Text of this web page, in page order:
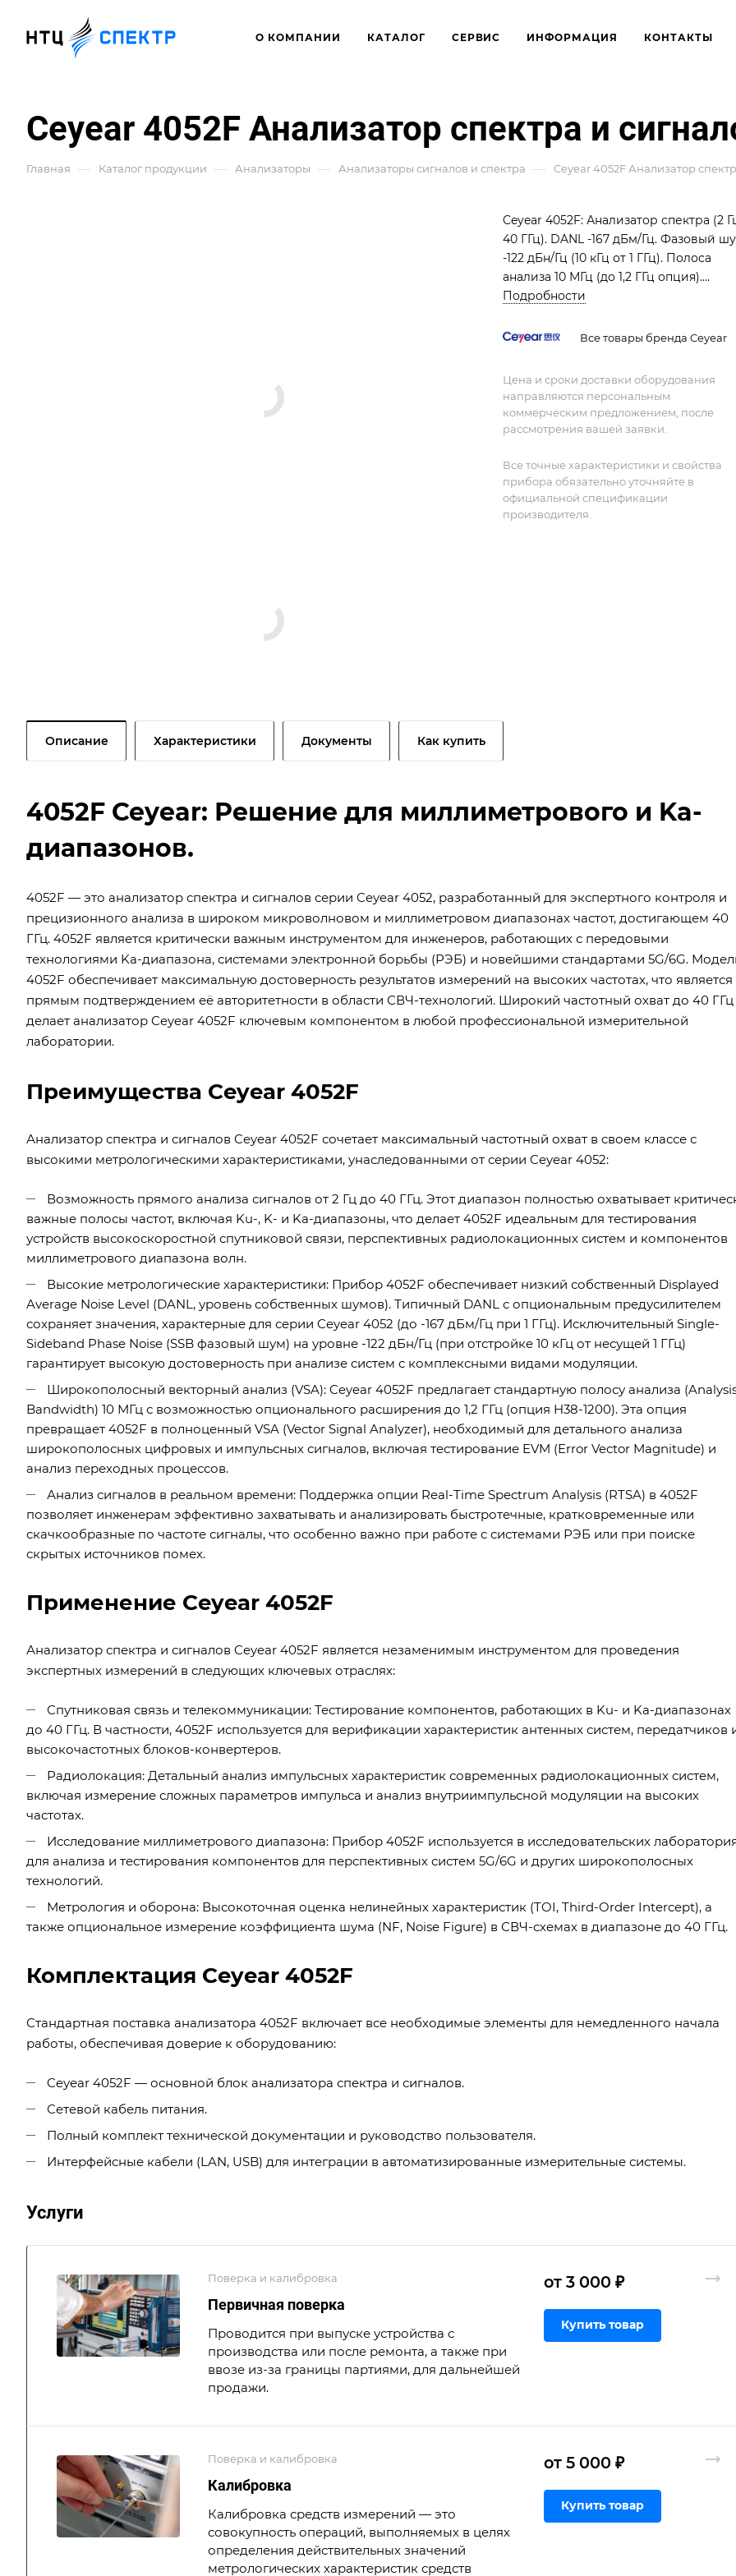
О КОМПАНИИ КАТАЛОГ СЕРВИС ИНФОРМАЦИЯ КОНТАКТЫ
Ceyear 4052F Анализатор спектра и
Главная — Каталог продукции — Анализаторы — Анализаторы сигналов и спектра — Ceyear 4052F Анализатор
Ceyear 4052F: Анализатор спектра (2
40 ГГц). DANL -167 дБм/Гц. Фазовый
-122 дБн/Гц (10 кГц от 1 ГГц). Полоса
анализа 10 МГц (до 1,2 ГГц опция).
Идеален для Ka-диапазона и
Подробности
Все товары бренда Ceyear
Цена и сроки доставки оборудования
направляются персональным
коммерческим предложением, после
рассмотрения вашей заявки.
Все точные характеристики и свойства
прибора обязательно уточняйте в
официальной спецификации
производителя.
Описание Характеристики Документы Как купить
4052F Ceyear: Решение для миллиметрового и Ka-
диапазонов.
4052F — это анализатор спектра и сигналов серии Ceyear 4052, разработанный для экспертного контроля и
прецизионного анализа в широком микроволновом и миллиметровом диапазонах частот, достигающем 40
ГГц. 4052F является критически важным инструментом для инженеров, работающих с передовыми
технологиями Ka-диапазона, системами электронной борьбы (РЭБ) и новейшими стандартами 5G/6G.
4052F обеспечивает максимальную достоверность результатов измерений на высоких частотах, что является
прямым подтверждением её авторитетности в области СВЧ-технологий. Широкий частотный охват до 40 ГГц
делает анализатор Ceyear 4052F ключевым компонентом в любой профессиональной измерительной
лаборатории.
Преимущества Ceyear 4052F
Анализатор спектра и сигналов Ceyear 4052F сочетает максимальный частотный охват в своем классе с
высокими метрологическими характеристиками, унаследованными от серии Ceyear 4052:
Возможность прямого анализа сигналов от 2 Гц до 40 ГГц. Этот диапазон полностью охватывает
важные полосы частот, включая Ku-, K- и Ka-диапазоны, что делает 4052F идеальным для тестирования
устройств высокоскоростной спутниковой связи, перспективных радиолокационных систем и компонентов
миллиметрового диапазона волн.
Высокие метрологические характеристики: Прибор 4052F обеспечивает низкий собственный Displayed
Average Noise Level (DANL, уровень собственных шумов). Типичный DANL с опциональным предусилителем
сохраняет значения, характерные для серии Ceyear 4052 (до -167 дБм/Гц при 1 ГГц). Исключительный Single-
Sideband Phase Noise (SSB фазовый шум) на уровне -122 дБн/Гц (при отстройке 10 кГц от несущей 1 ГГц)
гарантирует высокую достоверность при анализе систем с комплексными видами модуляции.
Широкополосный векторный анализ (VSA): Ceyear 4052F предлагает стандартную полосу анализа
Bandwidth) 10 МГц с возможностью опционального расширения до 1,2 ГГц (опция H38-1200). Эта опция
превращает 4052F в полноценный VSA (Vector Signal Analyzer), необходимый для детального анализа
широкополосных цифровых и импульсных сигналов, включая тестирование EVM (Error Vector Magnitude) и
анализ переходных процессов.
Анализ сигналов в реальном времени: Поддержка опции Real-Time Spectrum Analysis (RTSA) в 4052F
позволяет инженерам эффективно захватывать и анализировать быстротечные, кратковременные или
скачкообразные по частоте сигналы, что особенно важно при работе с системами РЭБ или при поиске
скрытых источников помех.
Применение Ceyear 4052F
Анализатор спектра и сигналов Ceyear 4052F является незаменимым инструментом для проведения
экспертных измерений в следующих ключевых отраслях:
Спутниковая связь и телекоммуникации: Тестирование компонентов, работающих в Ku- и Ka-диапазонах
до 40 ГГц. В частности, 4052F используется для верификации характеристик антенных систем, передатчиков
высокочастотных блоков-конвертеров.
Радиолокация: Детальный анализ импульсных характеристик современных радиолокационных систем,
включая измерение сложных параметров импульса и анализ внутриимпульсной модуляции на высоких
частотах.
Исследование миллиметрового диапазона: Прибор 4052F используется в исследовательских
для анализа и тестирования компонентов для перспективных систем 5G/6G и других широкополосных
технологий.
Метрология и оборона: Высокоточная оценка нелинейных характеристик (TOI, Third-Order Intercept), а
также опциональное измерение коэффициента шума (NF, Noise Figure) в СВЧ-схемах в диапазоне до 40 ГГц.
Комплектация Ceyear 4052F
Стандартная поставка анализатора 4052F включает все необходимые элементы для немедленного начала
работы, обеспечивая доверие к оборудованию:
Ceyear 4052F — основной блок анализатора спектра и сигналов.
Сетевой кабель питания.
Полный комплект технической документации и руководство пользователя.
Интерфейсные кабели (LAN, USB) для интеграции в автоматизированные измерительные системы.
Услуги
Поверка и калибровка
Первичная поверка
Проводится при выпуске устройства с
производства или после ремонта, а также при
ввозе из-за границы партиями, для дальнейшей
продажи.
от 3 000 ₽
Купить товар
Поверка и калибровка
Калибровка
Калибровка средств измерений — это
совокупность операций, выполняемых в целях
определения действительных значений
метрологических характеристик средств
от 5 000 ₽
Купить товар